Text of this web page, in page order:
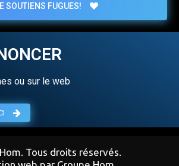
SOUTIENS FUGUES!
ou sur le web
Tous droits réservés.